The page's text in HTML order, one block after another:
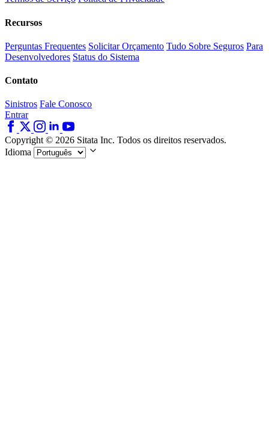
Recursos
Perguntas Frequentes Solicitar Orçamento Tudo Sobre Seguros Para
Desenvolvedores Status do Sistema
Contato
Sinistros Fale Conosco
Entrar
Copyright © 2026 Sitata Inc. Todos os direitos reservados.
Idioma